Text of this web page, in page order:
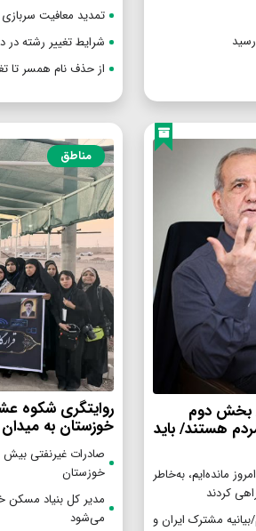
تمدید معافیت سربازی
شرایط تغییر رشته در
از حذف نام همسر تا
بخش دوم
هستند/ باید
مانده‌ایم، به‌خاطر
کردند
مشترک ایران و
مناطق
روایتگری شکوه
خوزستان به
خوزستان
می‌شود